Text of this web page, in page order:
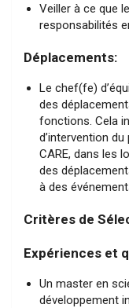
Veiller à ce que
responsabilités
Déplacements:
Le chef(fe)
des
fonctions. Cela
d’intervention
CARE, dans les
des
à des
Critères de
Expériences et
Un master en
développement